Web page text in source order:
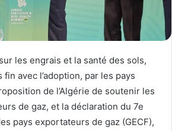
les engrais et la santé des sols,
avec l’adoption, par les pays
de l’Algérie de soutenir les
de gaz, et la déclaration du 7e
pays exportateurs de gaz (GECF),